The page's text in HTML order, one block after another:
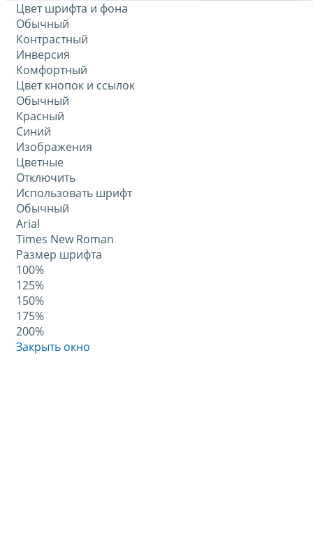
Цвет шрифта и фона
Обычный
Контрастный
Инверсия
Комфортный
Цвет кнопок и ссылок
Обычный
Красный
Синий
Изображения
Цветные
Отключить
Использовать шрифт
Обычный
Arial
Times New Roman
Размер шрифта
100%
125%
150%
175%
200%
Закрыть окно